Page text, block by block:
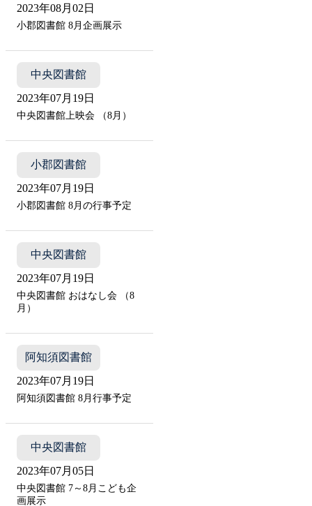
2023年08月02日
小郡図書館 8月企画展示
中央図書館
2023年07月19日
中央図書館上映会 （8月）
小郡図書館
2023年07月19日
小郡図書館 8月の行事予定
中央図書館
2023年07月19日
中央図書館 おはなし会 （8
月）
阿知須図書館
2023年07月19日
阿知須図書館 8月行事予定
中央図書館
2023年07月05日
中央図書館 7～8月こども企
画展示